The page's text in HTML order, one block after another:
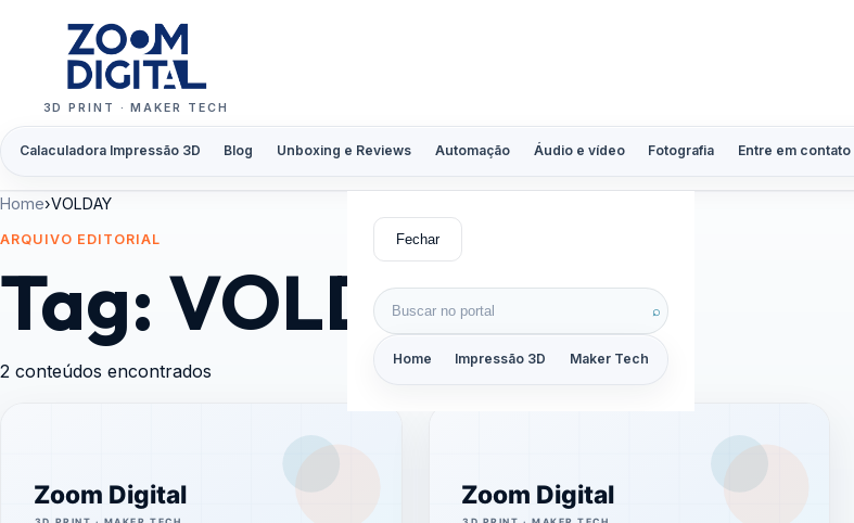
3D PRINT · MAKER TECH
Calaculadora Impressão 3D Blog Unboxing e Reviews Automação Áudio e vídeo Fotografia Entre em contato
Fechar
Buscar por: ⌕
Home Impressão 3D Maker Tech
Home›VOLDAY
ARQUIVO EDITORIAL
Tag: VOLDAY
2 conteúdos encontrados